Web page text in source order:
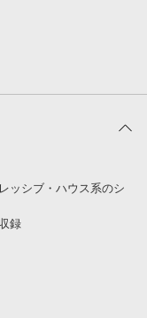
ッシブ・ハウス系のシ
録